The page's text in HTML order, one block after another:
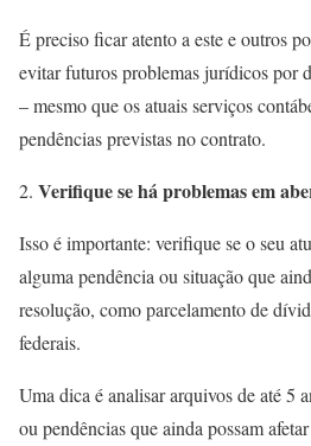
É preciso ficar atento a este e outros
evitar futuros problemas jurídicos por
– mesmo que os atuais serviços
pendências previstas no contrato.
Verifique se há problemas em
Isso é importante: verifique se o seu
alguma pendência ou situação que
resolução, como parcelamento de
federais.
Uma dica é analisar arquivos de até 5
ou pendências que ainda possam